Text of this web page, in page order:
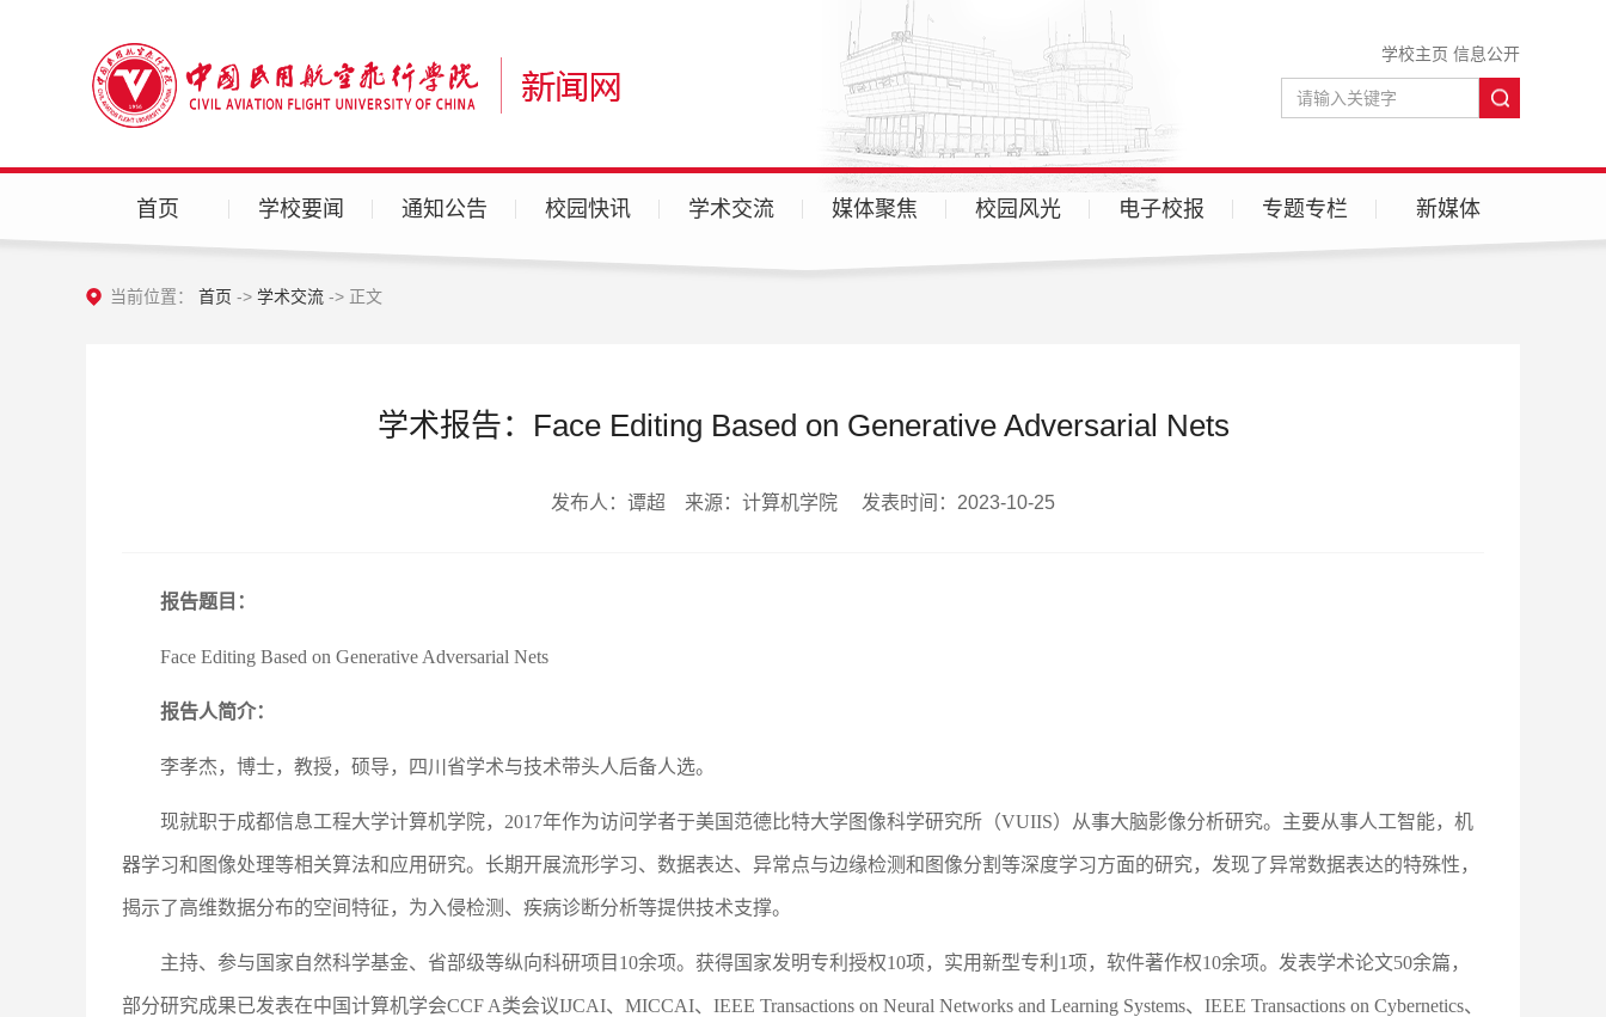
学校主页 信息公开
首页 学校要闻 通知公告 校园快讯 学术交流 媒体聚焦 校园风光 电子校报 专题专栏 新媒体
当前位置： 首页 -> 学术交流 -> 正文
学术报告：Face Editing Based on Generative Adversarial Nets
发布人：谭超 来源：计算机学院 发表时间：2023-10-25
报告题目：
Face Editing Based on Generative Adversarial Nets
报告人简介：
李孝杰，博士，教授，硕导，四川省学术与技术带头人后备人选。
现就职于成都信息工程大学计算机学院，2017年作为访问学者于美国范德比特大学图像科学研究所（VUIIS）从事大脑影像分析研究。主要从事人工智能，机
器学习和图像处理等相关算法和应用研究。长期开展流形学习、数据表达、异常点与边缘检测和图像分割等深度学习方面的研究，发现了异常数据表达的特殊性，
揭示了高维数据分布的空间特征，为入侵检测、疾病诊断分析等提供技术支撑。
主持、参与国家自然科学基金、省部级等纵向科研项目10余项。获得国家发明专利授权10项，实用新型专利1项，软件著作权10余项。发表学术论文50余篇，
部分研究成果已发表在中国计算机学会CCF A类会议IJCAI、MICCAI、IEEE Transactions on Neural Networks and Learning Systems、IEEE Transactions on Cybernetics、